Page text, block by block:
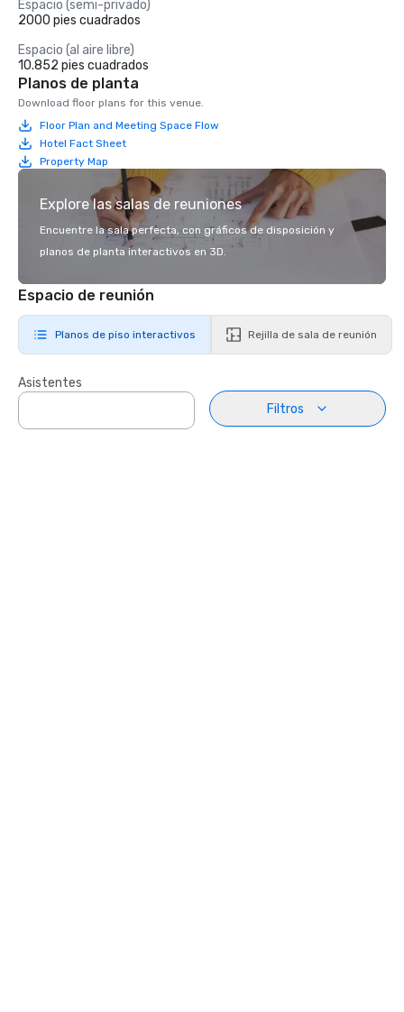
Espacio (semi-privado)
2000 pies cuadrados
Espacio (al aire libre)
10.852 pies cuadrados
Planos de planta
Download floor plans for this venue.
Floor Plan and Meeting Space Flow
Hotel Fact Sheet
Property Map
Explore las salas de reuniones
Encuentre la sala perfecta, con gráficos de disposición y
planos de planta interactivos en 3D.
Espacio de reunión
Planos de piso interactivos Rejilla de sala de reunión
Asistentes
Filtros